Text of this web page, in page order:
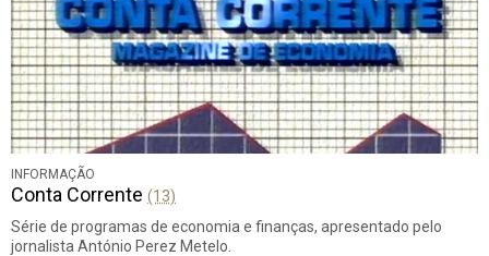
INFORMAÇÃO
Conta Corrente (13)
Série de programas de economia e finanças, apresentado pelo
jornalista António Perez Metelo.